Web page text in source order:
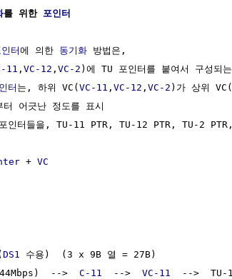
를 위한 포인터
터에 의한 동기화 방법은,
11 , VC-12 , VC-2 )에 TU 포인터를 붙여서 구성되
터 는, 하위 VC(VC-11 , VC-12 , VC-2 )가 상위 VC(
어긋난 정도를 표시
인터들을, TU-11 PTR, TU-12 PTR, TU-2
+ VC
DS1
수용)  (3 x 9B 열 = 27B)
--> C-11
  -->
VC-11
-->  TU-